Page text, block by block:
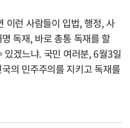
이런 사람들이 입법, 행정, 사
독재, 바로 총통 독재를 할
겠느냐. 국민 여러분, 6월3일
의 민주주의를 지키고 독재를